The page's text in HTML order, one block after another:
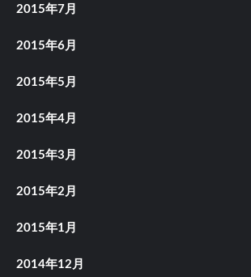
2015年7月
2015年6月
2015年5月
2015年4月
2015年3月
2015年2月
2015年1月
2014年12月